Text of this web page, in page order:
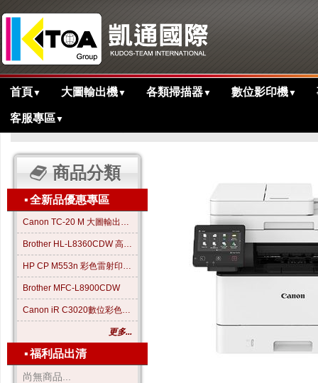
首頁▼ 大圖輸出機▼ 各類掃描器▼ 數位影印機▼
客服專區▼
主目錄
商品分類
▪全新品優惠專區
Canon TC-20 M 大圖輸出繪圖機
Brother HL-L8360CDW 高效彩色雷射印表機
HP CP M553n 彩色雷射印表機
Brother MFC-L8900CDW
Canon iR C3020數位彩色影印機
更多...
▪福利品出清
尚無商品...